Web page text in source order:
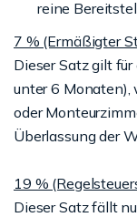
reine
7 % (Ermäßigter
Dieser Satz gilt
unter 6 Monaten),
oder
Überlassung der
19 %
Dieser Satz fällt